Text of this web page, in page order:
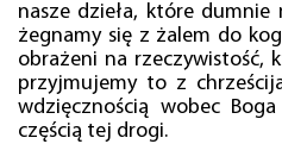
nasze dzieła, które
żegnamy się z żalem do
obrażeni na rzeczywistość,
przyjmujemy to z
wdzięcznością wobec
częścią tej drogi.